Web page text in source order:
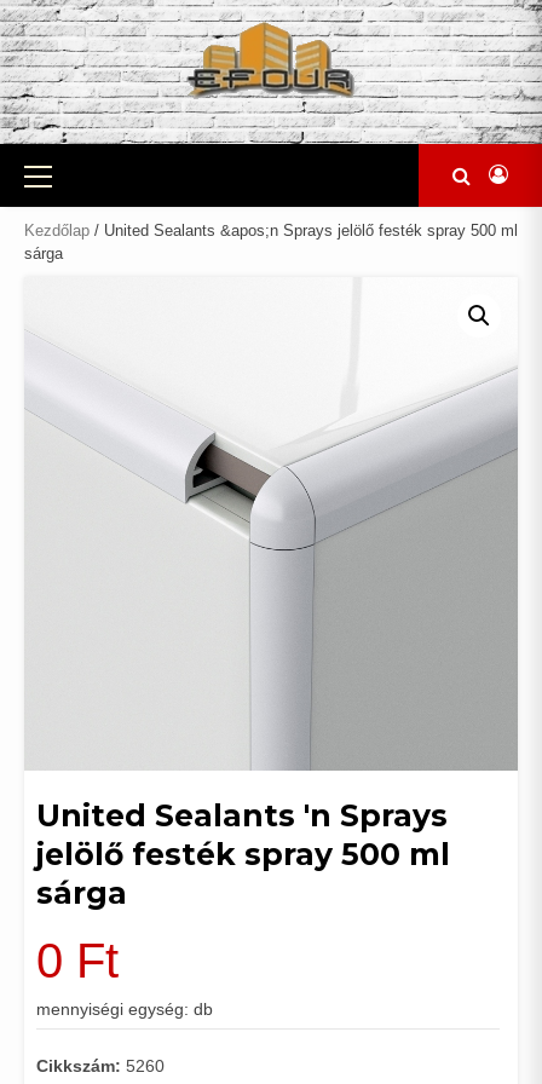
Skip
to
content
Primary
Menu
Kezdőlap / United Sealants &apos;n Sprays jelölő festék spray 500 ml
sárga
United Sealants 'n Sprays
jelölő festék spray 500 ml
sárga
0 Ft
mennyiségi egység: db
Cikkszám: 5260